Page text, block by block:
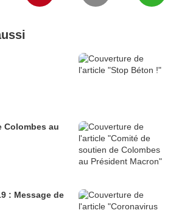
Colombes au
: Message de